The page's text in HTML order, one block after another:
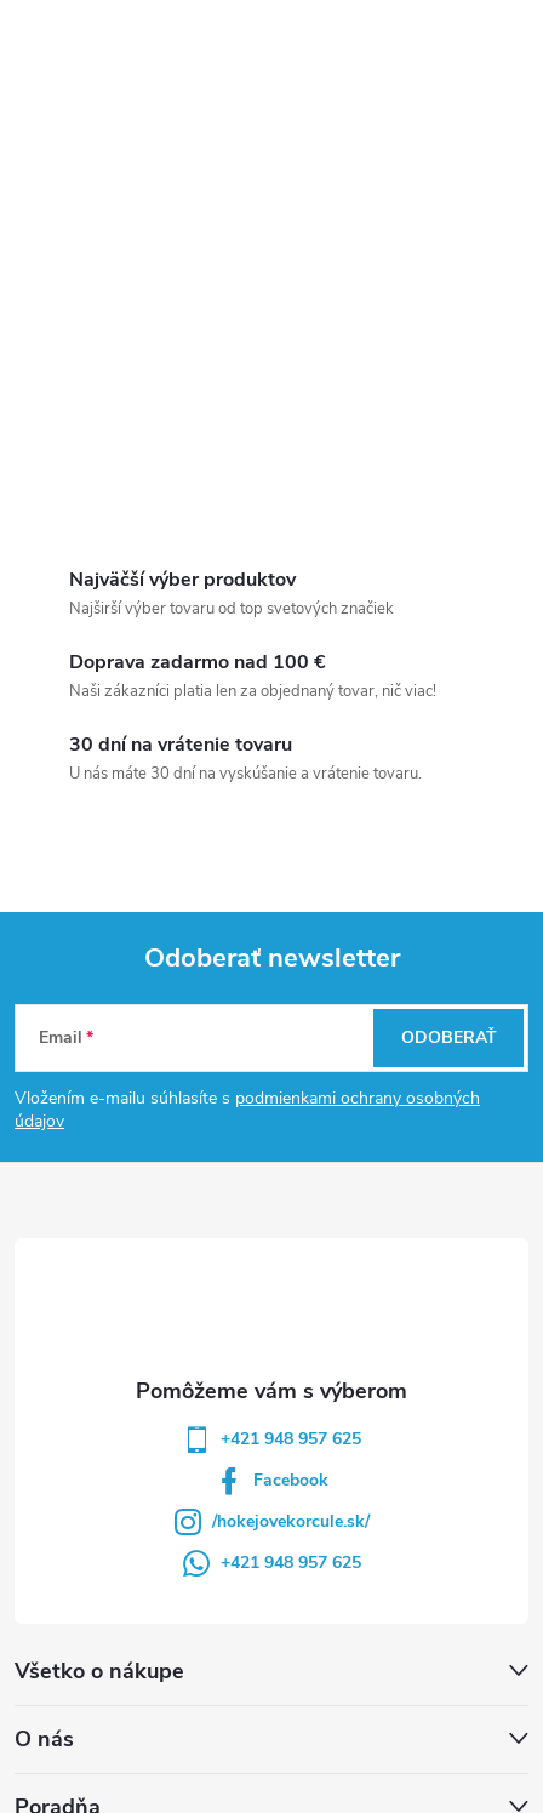
Najväčší výber produktov
Najširší výber tovaru od top svetových značiek
Doprava zadarmo nad 100 €
Naši zákazníci platia len za objednaný tovar, nič viac!
30 dní na vrátenie tovaru
U nás máte 30 dní na vyskúšanie a vrátenie tovaru.
Z
á
p
Odoberať newsletter
Email
Vložením e-mailu súhlasíte s podmienkami ochrany osobných
údajov
ODOBERAŤ
Všetko o nákupe
O nás
Poradňa
+421 948 957 625
Facebook
/hokejovekorcule.sk/
+421 948 957 625